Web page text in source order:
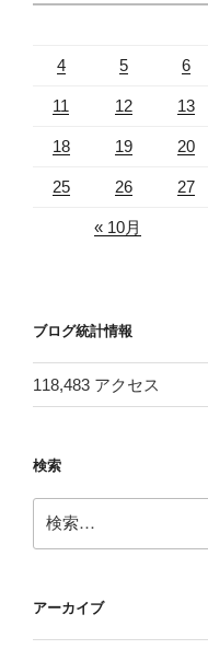
4 5 6
11 12 13
18 19 20
25 26 27
« 10月
ブログ統計情報
118,483 アクセス
検索
索:
アーカイブ